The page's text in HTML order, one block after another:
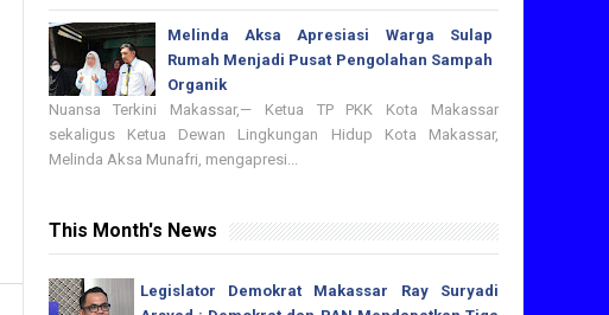
Melinda Aksa Apresiasi Warga Sulap
Rumah Menjadi Pusat Pengolahan Sampah
Organik
Nuansa Terkini Makassar,— Ketua TP PKK Kota Makassar
sekaligus Ketua Dewan Lingkungan Hidup Kota Makassar,
Melinda Aksa Munafri, mengapresi...
This Month's News
Legislator Demokrat Makassar Ray Suryadi